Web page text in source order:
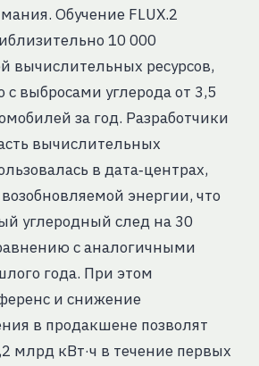
Обучение FLUX.2
10 000
вычислительных ресурсов,
с выбросами углерода от 3,5
за год. Разработчики
вычислительных
в дата‑центрах,
энергии, что
углеродный след на 30
с аналогичными
года. При этом
и снижение
в продакшене позволят
млрд кВт·ч в течение первых